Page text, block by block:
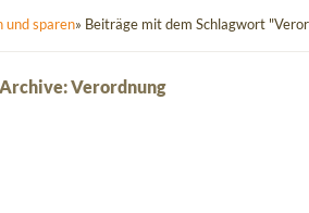
und sparen» Beiträge mit dem Schlagwort
Verordnung